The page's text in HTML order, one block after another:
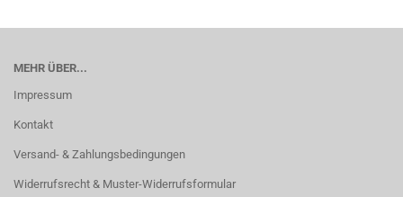
MEHR ÜBER...
Impressum
Kontakt
Versand- & Zahlungsbedingungen
Widerrufsrecht & Muster-Widerrufsformular